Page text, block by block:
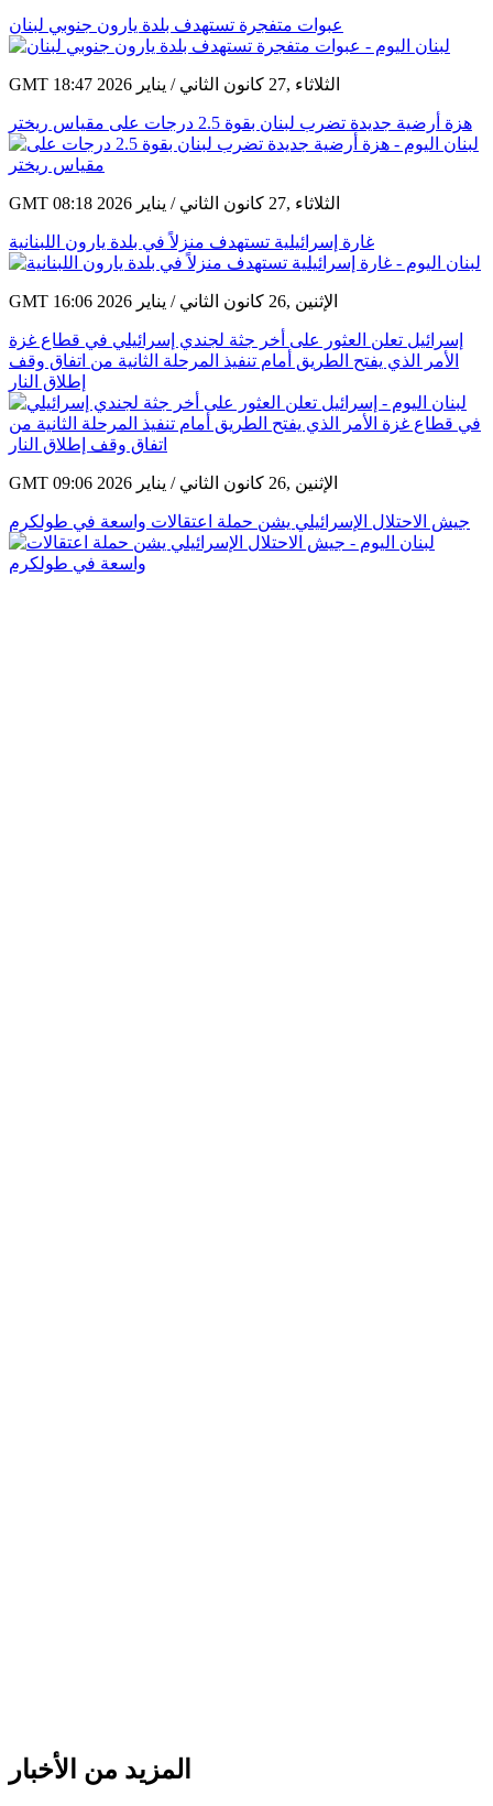
عبوات متفجرة تستهدف بلدة يارون جنوبي لبنان
GMT 18:47 2026 الثلاثاء ,27 كانون الثاني / يناير
هزة أرضية جديدة تضرب لبنان بقوة 2.5 درجات على مقياس ريختر
GMT 08:18 2026 الثلاثاء ,27 كانون الثاني / يناير
غارة إسرائيلية تستهدف منزلاً في بلدة يارون اللبنانية
GMT 16:06 2026 الإثنين ,26 كانون الثاني / يناير
إسرائيل تعلن العثور على أخر جثة لجندي إسرائيلي في قطاع غزة
الأمر الذي يفتح الطريق أمام تنفيذ المرحلة الثانية من اتفاق وقف
إطلاق النار
GMT 09:06 2026 الإثنين ,26 كانون الثاني / يناير
جيش الاحتلال الإسرائيلي يشن حملة اعتقالات واسعة في طولكرم
المزيد من الأخبار